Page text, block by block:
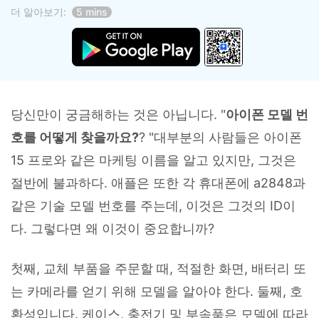
더 알아보기:
5 mins
당신만이 궁금해하는 것은 아닙니다. "아이폰 모델 번
호를 어떻게 찾을까요?? "대부분의 사람들은 아이폰
15 프로와 같은 마케팅 이름을 알고 있지만, 그것은
절반에 불과하다. 애플은 또한 각 휴대폰에 a2848과
같은 기술 모델 번호를 주는데, 이것은 그것의 ID이
다. 그렇다면 왜 이것이 중요합니까?
첫째, 교체 부품을 주문할 때, 적절한 화면, 배터리 또
는 카메라를 얻기 위해 모델을 알아야 한다. 둘째, 호
환성입니다. 케이스, 충전기 및 부속품은 모델에 따라